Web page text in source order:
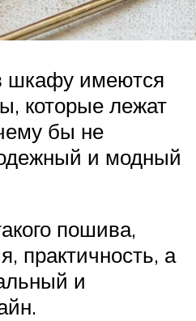
шкафу имеются
которые лежат
бы не
и модный
пошива,
практичность, а
и